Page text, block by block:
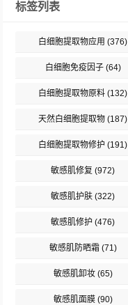
标签列表
白细胞提取物应用 (376)
白细胞免疫因子(64)
白细胞提取物原料 (132)
天然白细胞提取物 (187)
白细胞提取物修护 (191)
敏感肌修复 (972)
敏感肌护肤 (322)
敏感肌修护 (476)
敏感肌防晒霜(71)
敏感肌卸妆(65)
敏感肌面膜(90)